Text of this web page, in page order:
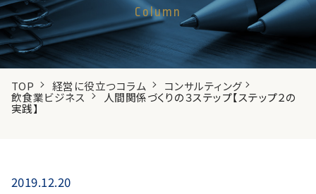
Column
TOP 経営に役立つコラム コンサルティング
飲食業ビジネス 人間関係づくりの３ステップ【ステップ２の
実践】
2019.12.20